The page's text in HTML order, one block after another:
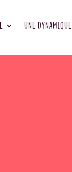
UNE DYNAMIQUE